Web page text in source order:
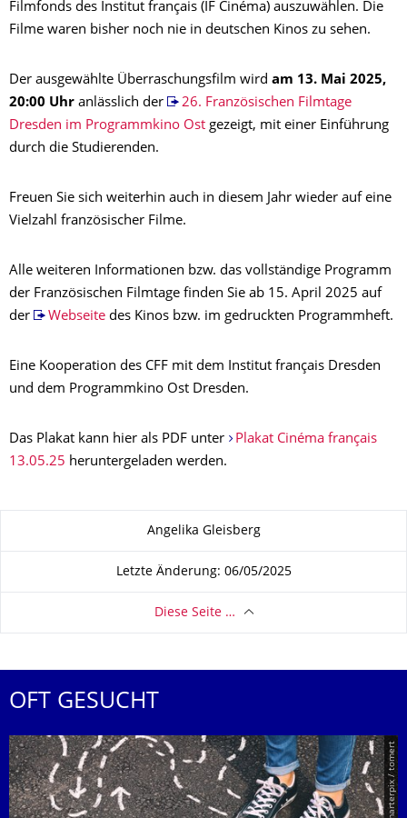
Filmfonds des Institut français (IF Cinéma) auszuwählen. Die
Filme waren bisher noch nie in deutschen Kinos zu sehen.
Der ausgewählte Überraschungsfilm wird am 13. Mai 2025,
20:00 Uhr anlässlich der
26. Französischen Filmtage
Dresden im Programmkino Ost gezeigt, mit einer Einführung
durch die Studierenden.
Freuen Sie sich weiterhin auch in diesem Jahr wieder auf eine
Vielzahl französischer Filme.
Alle weiteren Informationen bzw. das vollständige Programm
der Französischen Filmtage finden Sie ab 15. April 2025 auf
der
Webseitedes Kinos bzw. im gedruckten Programmheft.
Eine Kooperation des CFF mit dem Institut français Dresden
und dem Programmkino Ost Dresden.
Das Plakat kann hier als PDF unter
Plakat Cinéma français
13.05.25 heruntergeladen werden.
Angelika Gleisberg
Letzte Änderung: 06/05/2025
Diese Seite …
OFT GESUCHT
© Smarterpix / tomert